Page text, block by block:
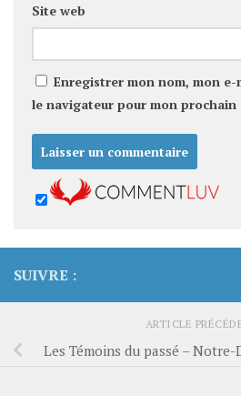
Site web
Enregistrer mon nom, mon
le navigateur pour mon prochain
SUIVRE :
ARTICLE
Les Témoins du passé –